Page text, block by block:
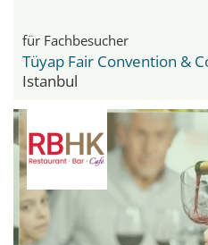
für Fachbesucher
Tüyap Fair Convention &
Istanbul